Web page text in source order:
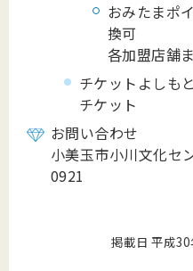
おみたまポ
換可
各加盟店舗
チケットよしも
チケット
お問い合わせ
小美玉市小川文化セ
0921
掲載日 平成